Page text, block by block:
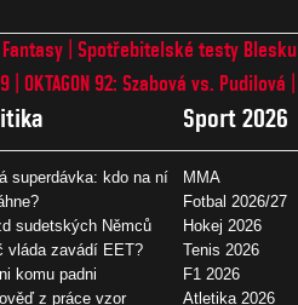
Spotřebitelské testy Blesku
OKTAGON 92: Szabová vs. Pudilová
superdávka: kdo na ní
sudetských Němců
vláda zavádí EET?
komu padni
z práce vzor
Sport 2026
MMA
Fotbal 2026/27
Hokej 2026
Tenis 2026
F1 2026
Atletika 2026